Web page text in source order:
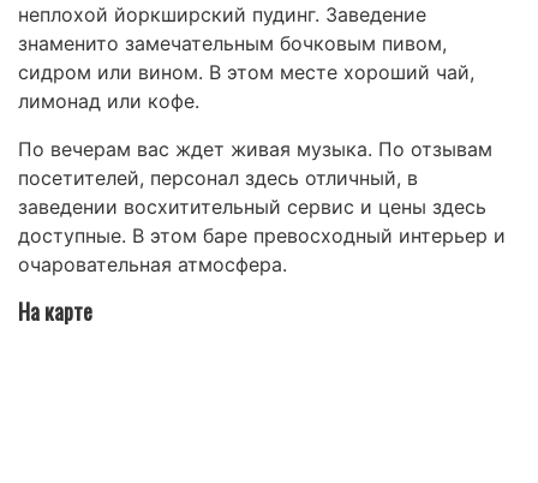
неплохой йоркширский пудинг. Заведение
знаменито замечательным бочковым пивом,
сидром или вином. В этом месте хороший чай,
лимонад или кофе.
По вечерам вас ждет живая музыка. По отзывам
посетителей, персонал здесь отличный, в
заведении восхитительный сервис и цены здесь
доступные. В этом баре превосходный интерьер и
очаровательная атмосфера.
На карте